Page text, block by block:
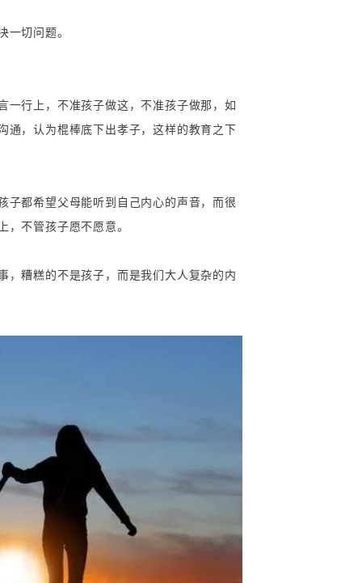
一切问题。
一行上，不准孩子做这，不准孩子做那，如
通，认为棍棒底下出孝子，这样的教育之下
子都希望父母能听到自己内心的声音，而很
，不管孩子愿不愿意。
，糟糕的不是孩子，而是我们大人复杂的内